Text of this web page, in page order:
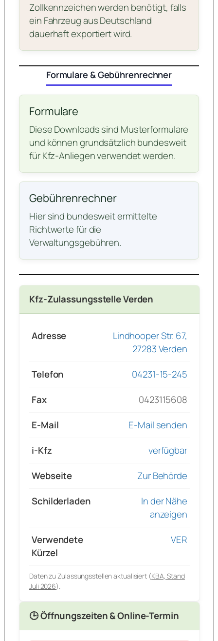
Zollkennzeichen werden benötigt, falls
ein Fahrzeug aus Deutschland
dauerhaft exportiert wird.
Formulare & Gebührenrechner
Formulare
Diese Downloads sind Musterformulare
und können grundsätzlich bundesweit
für Kfz-Anliegen verwendet werden.
Gebührenrechner
Hier sind bundesweit ermittelte
Richtwerte für die
Verwaltungsgebühren.
Kfz-Zulassungsstelle Verden
Adresse
Lindhooper Str. 67,
27283 Verden
Telefon
04231-15-245
Fax
0423115608
E-Mail
E-Mail senden
i-Kfz
verfügbar
Webseite
Zur Behörde
Schilderladen
In der Nähe
anzeigen
Verwendete
Kürzel
VER
Daten zu Zulassungsstellen aktualisiert (KBA, Stand
Juli 2026).
🕒 Öffnungszeiten & Online-Termin